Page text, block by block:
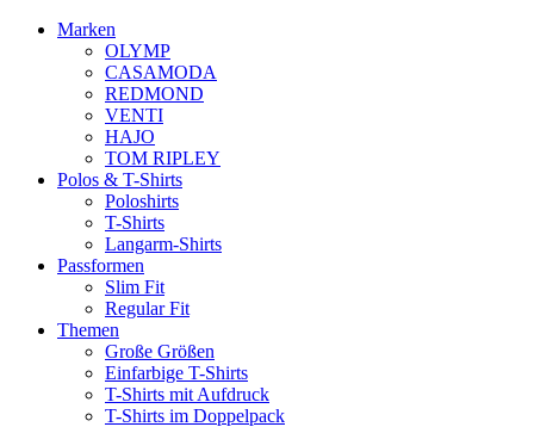
Marken
OLYMP
CASAMODA
REDMOND
VENTI
HAJO
TOM RIPLEY
Polos & T-Shirts
Poloshirts
T-Shirts
Langarm-Shirts
Passformen
Slim Fit
Regular Fit
Themen
Große Größen
Einfarbige T-Shirts
T-Shirts mit Aufdruck
T-Shirts im Doppelpack